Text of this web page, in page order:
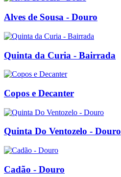
Alves de Sousa - Douro
Quinta da Curia - Bairrada
Copos e Decanter
Quinta Do Ventozelo - Douro
Cadão - Douro